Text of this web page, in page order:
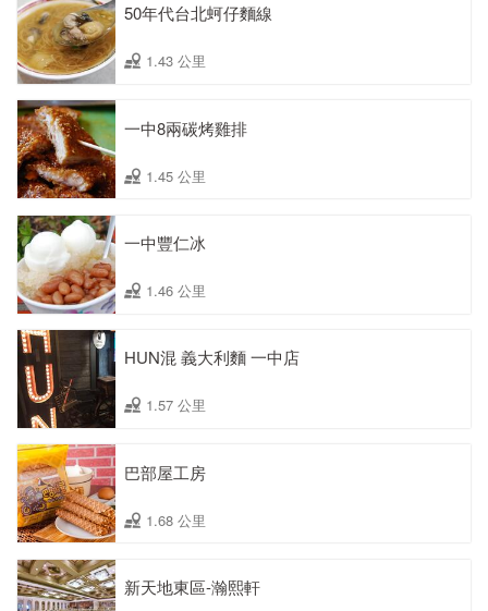
50年代台北蚵仔麵線
1.43 公里
一中8兩碳烤雞排
1.45 公里
一中豐仁冰
1.46 公里
HUN混 義大利麵 一中店
1.57 公里
巴部屋工房
1.68 公里
新天地東區-瀚熙軒